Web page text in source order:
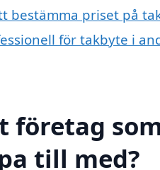
bestämma priset på
för takbyte i
företag
till med?